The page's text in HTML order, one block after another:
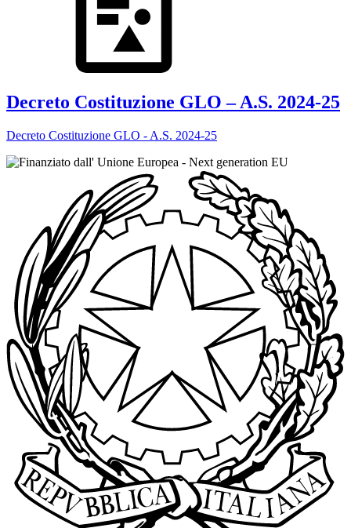
Decreto Costituzione GLO – A.S. 2024-25
Decreto Costituzione GLO - A.S. 2024-25